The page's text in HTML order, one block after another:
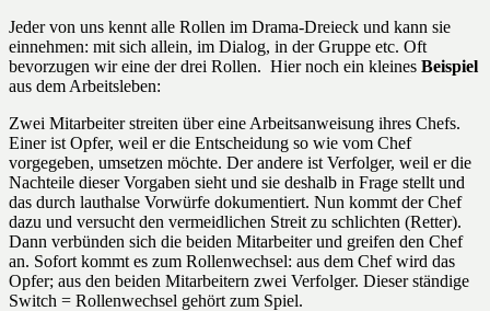
Jeder von uns kennt alle Rollen im Drama-Dreieck und kann sie
einnehmen: mit sich allein, im Dialog, in der Gruppe etc. Oft
bevorzugen wir eine der drei Rollen. Hier noch ein kleines Beispiel
aus dem Arbeitsleben:
Zwei Mitarbeiter streiten über eine Arbeitsanweisung ihres Chefs.
Einer ist Opfer, weil er die Entscheidung so wie vom Chef
vorgegeben, umsetzen möchte. Der andere ist Verfolger, weil er die
Nachteile dieser Vorgaben sieht und sie deshalb in Frage stellt und
das durch lauthalse Vorwürfe dokumentiert. Nun kommt der Chef
dazu und versucht den vermeidlichen Streit zu schlichten (Retter).
Dann verbünden sich die beiden Mitarbeiter und greifen den Chef
an. Sofort kommt es zum Rollenwechsel: aus dem Chef wird das
Opfer; aus den beiden Mitarbeitern zwei Verfolger. Dieser ständige
Switch = Rollenwechsel gehört zum Spiel.